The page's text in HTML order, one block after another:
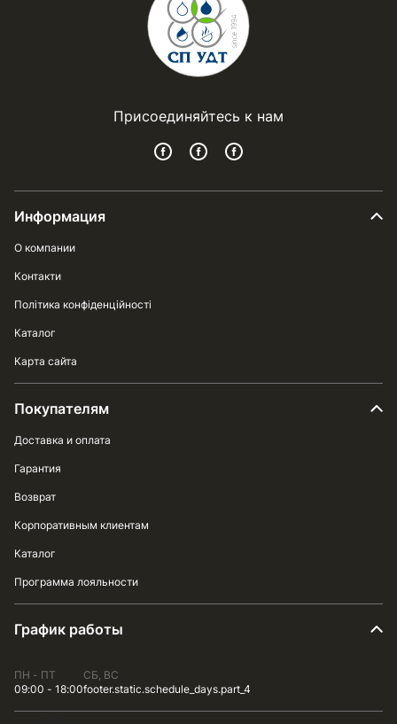
Присоединяйтесь к нам
Информация
О компании
Контакти
Політика конфіденційності
Каталог
Карта сайта
Покупателям
Доставка и оплата
Гарантия
Возврат
Корпоративным клиентам
Каталог
Программа лояльности
График работы
ПН - ПТ
09:00 - 18:00
СБ, ВС
footer.static.schedule_days.part_4